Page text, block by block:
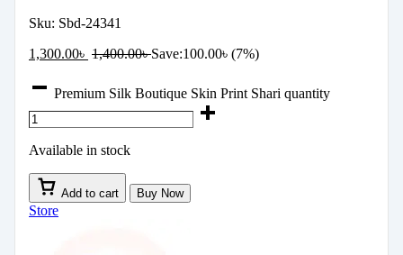
Sku: Sbd-24341
1,300.00৳ 1,400.00৳Save:100.00৳ (7%)
Premium Silk Boutique Skin Print Shari quantity
Available in stock
Add to cart Buy Now
Store